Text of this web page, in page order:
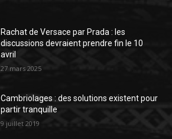
Rachat de Versace par Prada : les
discussions devraient prendre fin le 10
avril
27 mars 2025
Cambriolages : des solutions existent pour
partir tranquille
9 juillet 2019